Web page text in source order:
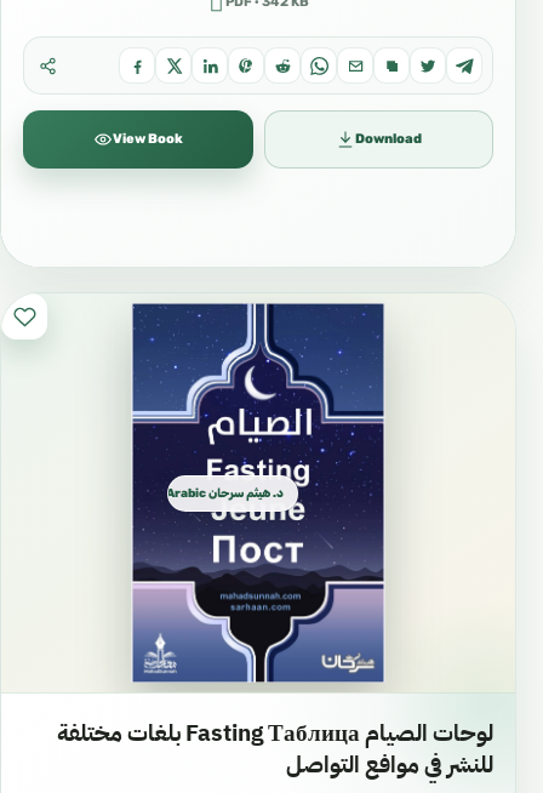
View Book Download
د. هيثم سرحان Arabic العربية
لوحات الصيام Fasting Таблица بلغات مختلفة
للنشر في موافع التواصل